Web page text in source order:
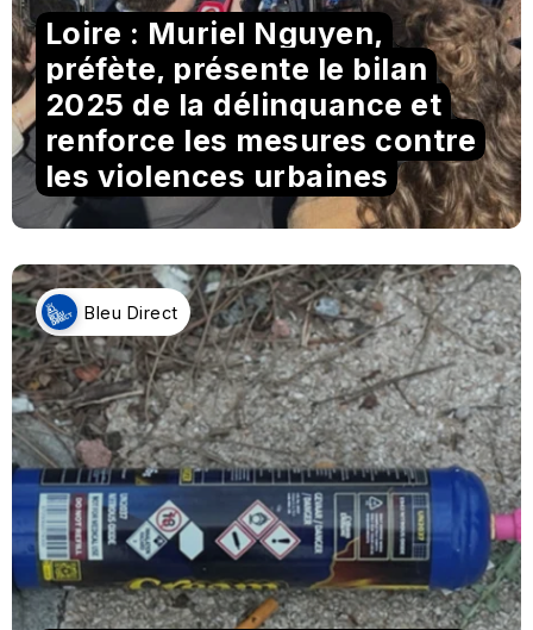
Loire : Muriel Nguyen,
préfète, présente le bilan
2025 de la délinquance et
renforce les mesures contre
les violences urbaines
Bleu Direct